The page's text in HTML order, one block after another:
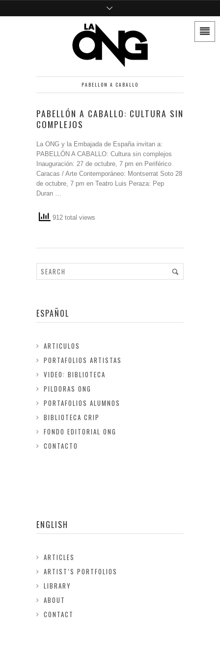
PABELLON A CABALLO
PABELLÓN A CABALLO: CULTURA SIN
COMPLEJOS
La ONG y la Embajada de España invitan a:
PABELLÓN A CABALLO: Cultura sin complejos
Inauguración: 27 de octubre, 7 pm en Periférico
Caracas / Arte Contemporáneo: Montserrat Soto 28
de octubre, 7 pm en Teatro Luis Peraza: Pep
Duran …
912 total views
ESPAÑOL
ARTICULOS
PORTAFOLIOS ARTISTAS
VIDEO: BIBLIOTECA
PILDORAS ONG
PORTAFOLIOS ALUMNOS
BIBLIOTECA CRIP
FONDO EDITORIAL ONG
CONTACTO
ENGLISH
ARTICLES
ARTIST’S PORTFOLIOS
LIBRARY
ABOUT
CONTACT